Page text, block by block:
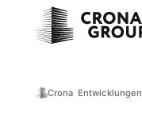
Crona Entwicklungen